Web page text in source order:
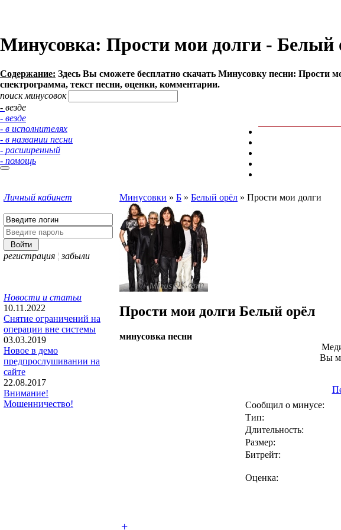
Минусовка: Прости мои долги - Белый
Содержание: Здесь Вы сможете бесплатно cкачать Минусовку песни: Прости
спектрограмма, текст песни, оценки, комментарии.
поиск минусовок
- везде
- везде
- в исполнителях
- в названии песни
- расширенный
- помощь
Личный кабинет
регистрация ¦ забыли
Новости и статьи
10.11.2022
Снятие ограничений на
операции вне системы
03.03.2019
Новое в демо
предпрослушивании на
сайте
22.08.2017
Внимание!
Мошенничество!
Минусовки » Б » Белый орёл » Прости мои долги
Прости мои долги Белый орёл
минусовка песни
Вы
Сообщил о минусе:
Тип:
Длительность:
Размер:
Битрейт:
Оценка:
+